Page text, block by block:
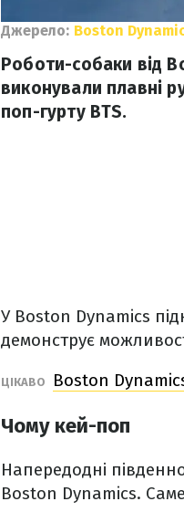
Джерело: Boston
Роботи-собаки від
виконували плавні
поп-гурту BTS.
У Boston Dynamics
демонструє
ЦІКАВО Boston
Чому кей-поп
Напередодні
Boston Dynamics.